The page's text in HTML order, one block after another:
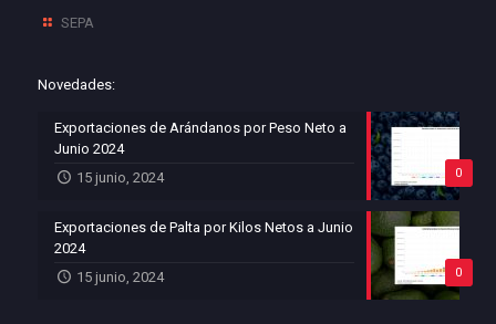
SEPA
Novedades:
0
Exportaciones de Arándanos por Peso Neto a
Junio 2024
15 junio, 2024
0
Exportaciones de Palta por Kilos Netos a Junio
2024
15 junio, 2024